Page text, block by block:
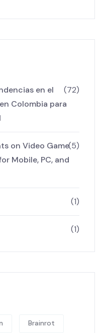
en el
Colombia para
(72)
on Video Game
Mobile, PC, and
(5)
(1)
(1)
Brainrot